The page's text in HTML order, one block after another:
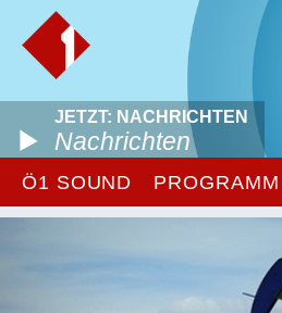
JETZT: NACHRICHTEN
Nachrichten
Ö1 SOUND PROGRAMM